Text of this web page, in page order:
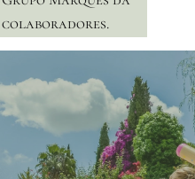
colaboradores.